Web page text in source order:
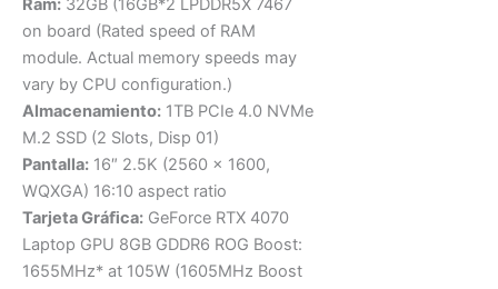
on board (Rated speed of RAM
module. Actual memory speeds may
vary by CPU conﬁguration.)
Almacenamiento: 1TB PCIe 4.0 NVMe
M.2 SSD (2 Slots, Disp 01)
Pantalla: 16″ 2.5K (2560 x 1600,
WQXGA) 16:10 aspect ratio
Tarjeta Gráﬁca: GeForce RTX 4070
Laptop GPU 8GB GDDR6 ROG Boost:
1655MHz* at 105W (1605MHz Boost